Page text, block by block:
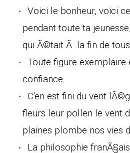
Voici le bonheur, voici
pendant toute ta
qui Ã©tait Ã la fin de tous
Toute figure exemplaire
confiance.
C'en est fini du vent
fleurs leur pollen le vent
plaines plombe nos vies
La philosophie